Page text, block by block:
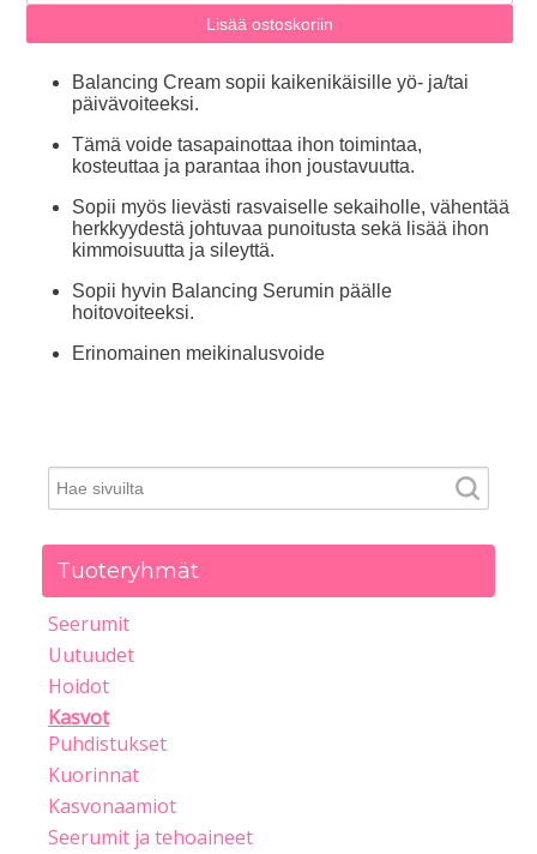
Balancing Cream sopii kaikenikäisille yö- ja/tai
päivävoiteeksi.
Tämä voide tasapainottaa ihon toimintaa,
kosteuttaa ja parantaa ihon joustavuutta.
Sopii myös lievästi rasvaiselle sekaiholle, vähentää
herkkyydestä johtuvaa punoitusta sekä lisää ihon
kimmoisuutta ja sileyttä.
Sopii hyvin Balancing Serumin päälle
hoitovoiteeksi.
Erinomainen meikinalusvoide
Tuoteryhmät
Seerumit
Uutuudet
Hoidot
Kasvot
Puhdistukset
Kuorinnat
Kasvonaamiot
Seerumit ja tehoaineet